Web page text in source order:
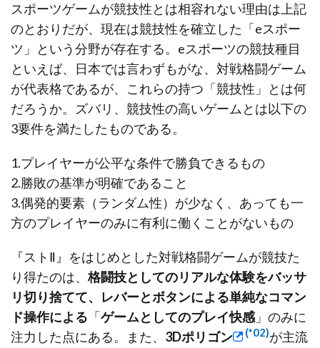
スポーツゲームが競技性とは相容れない理由は上記
のとおりだが、現在は競技性を確立した「eスポー
ツ」という分野が存在する。eスポーツの競技種目
といえば、日本では言わずもがな、対戦格闘ゲーム
が代表格であるが、これらの持つ「競技性」とは何
だろうか。ズバリ、競技性の高いゲームとは以下の
3要件を満たしたものである。
1.プレイヤーが公平な条件で勝負できるもの
2.勝敗の基準が明確であること
3.偶発的要素（ランダム性）が少なく、あっても一
方のプレイヤーのみに有利に働くことがないもの
『ストⅡ』をはじめとした対戦格闘ゲームが競技た
り得たのは、格闘技としてのリアルな体験をバッサ
リ切り捨てて、レバーとボタンによる単純なコマン
ド操作による 「ゲームとしてのプレイ快感」のみに
注力した点にある。また、 3Dポリゴン (*02)が主流